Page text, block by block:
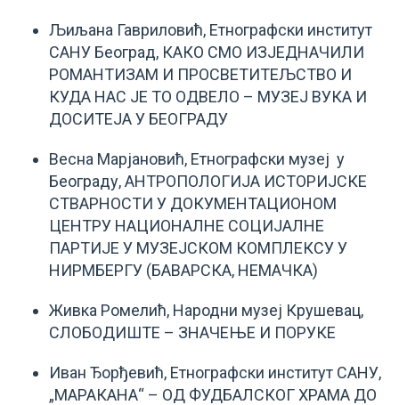
Љиљана Гавриловић, Етнографски институт
САНУ Београд, КАКО СМО ИЗЈЕДНАЧИЛИ
РОМАНТИЗАМ И ПРОСВЕТИТЕЉСТВО И
КУДА НАС ЈЕ ТО ОДВЕЛО – МУЗЕЈ ВУКА И
ДОСИТЕЈА У БЕОГРАДУ
Весна Марјановић, Етнографски музеј у
Београду, АНТРОПОЛОГИЈА ИСТОРИЈСКЕ
СТВАРНОСТИ У ДОКУМЕНТАЦИОНОМ
ЦЕНТРУ НАЦИОНАЛНЕ СОЦИЈАЛНЕ
ПАРТИЈЕ У МУЗЕЈСКОМ КОМПЛЕКСУ У
НИРМБЕРГУ (БАВАРСКА, НЕМАЧКА)
Живка Ромелић, Народни музеј Крушевац,
СЛОБОДИШТЕ – ЗНАЧЕЊЕ И ПОРУКЕ
Иван Ђорђевић, Етнографски институт САНУ,
„МАРАКАНА“ – ОД ФУДБАЛСКОГ ХРАМА ДО